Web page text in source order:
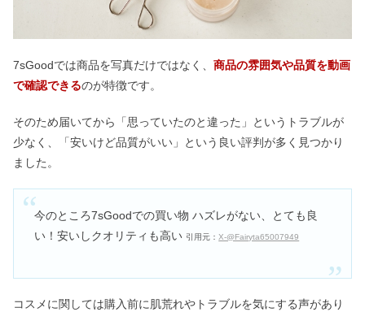
7sGoodでは商品を写真だけではなく、 商品の雰囲気や品質を動画
で確認できるのが特徴です。
そのため届いてから「思っていたのと違った」というトラブルが
少なく、「安いけど品質がいい」という良い評判が多く見つかり
ました。
今のところ7sGoodでの買い物 ハズレがない、とても良
い！安いしクオリティも高い 引用元：X-@Fairyta65007949
コスメに関しては購入前に肌荒れやトラブルを気にする声があり